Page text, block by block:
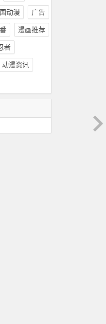
动漫 广告
漫画推荐
者
动漫资讯